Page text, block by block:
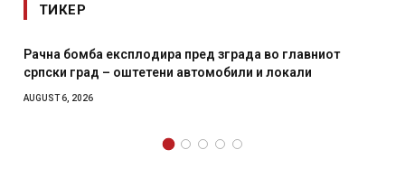
ТИКЕР
Рачна бомба експлодира пред зграда во главниот
српски град – оштетени автомобили и локали
AUGUST 6, 2026